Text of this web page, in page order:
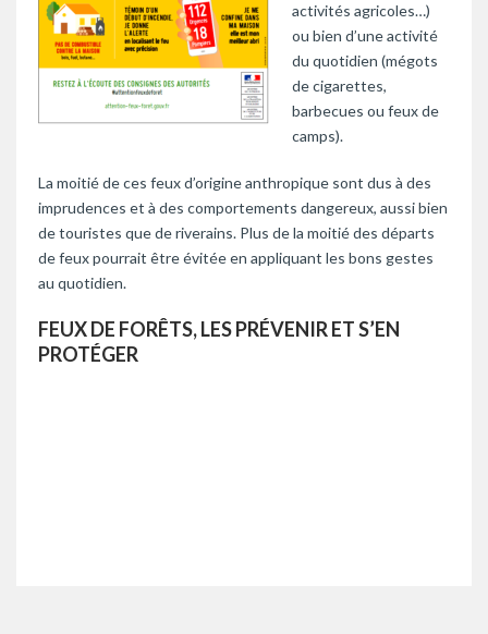
activités agricoles…)
ou bien d’une activité
du quotidien (mégots
de cigarettes,
barbecues ou feux de
camps).
La moitié de ces feux d’origine anthropique sont dus à des
imprudences et à des comportements dangereux, aussi bien
de touristes que de riverains. Plus de la moitié des départs
de feux pourrait être évitée en appliquant les bons gestes
au quotidien.
FEUX DE FORÊTS, LES PRÉVENIR ET S’EN
PROTÉGER